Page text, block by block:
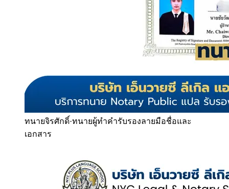
ทนายจิรศักดิ์·ทนายผู้ทำคำรับรองลายมือชื่อและ
เอกสาร